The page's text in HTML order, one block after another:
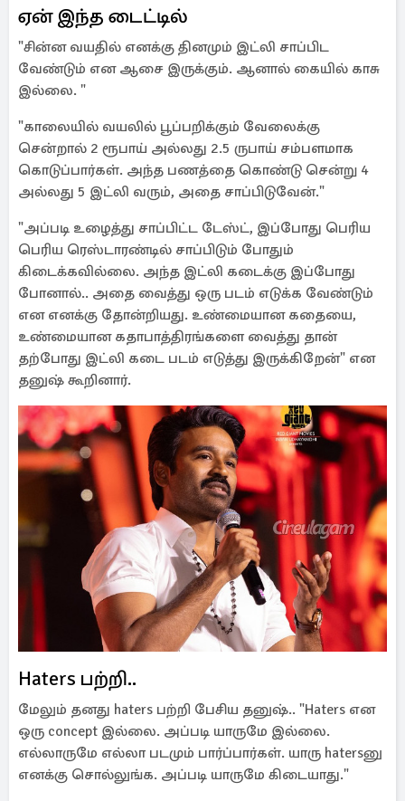
ஏன் இந்த டைட்டில்
"சின்ன வயதில் எனக்கு தினமும் இட்லி சாப்பிட
வேண்டும் என ஆசை இருக்கும். ஆனால் கையில் காசு
இல்லை. "
"காலையில் வயலில் பூப்பறிக்கும் வேலைக்கு
சென்றால் 2 ரூபாய் அல்லது 2.5 ருபாய் சம்பளமாக
கொடுப்பார்கள். அந்த பணத்தை கொண்டு சென்று 4
அல்லது 5 இட்லி வரும், அதை சாப்பிடுவேன்."
"அப்படி உழைத்து சாப்பிட்ட டேஸ்ட், இப்போது பெரிய
பெரிய ரெஸ்டாரண்டில் சாப்பிடும் போதும்
கிடைக்கவில்லை. அந்த இட்லி கடைக்கு இப்போது
போனால்.. அதை வைத்து ஒரு படம் எடுக்க வேண்டும்
என எனக்கு தோன்றியது. உண்மையான கதையை,
உண்மையான கதாபாத்திரங்களை வைத்து தான்
தற்போது இட்லி கடை படம் எடுத்து இருக்கிறேன்" என
தனுஷ் கூறினார்.
Haters பற்றி..
மேலும் தனது haters பற்றி பேசிய தனுஷ்.. "Haters என
ஒரு concept இல்லை. அப்படி யாருமே இல்லை.
எல்லாருமே எல்லா படமும் பார்ப்பார்கள். யாரு hatersனு
எனக்கு சொல்லுங்க. அப்படி யாருமே கிடையாது."